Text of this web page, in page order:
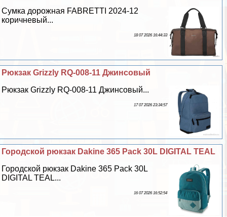
Сумка дорожная FABRETTI 2024-12
коричневый...
18 07 2026 16:44:33
Рюкзак Grizzly RQ-008-11 Джинсовый
Рюкзак Grizzly RQ-008-11 Джинсовый...
17 07 2026 23:34:57
Городской рюкзак Dakine 365 Pack 30L DIGITAL TEAL
Городской рюкзак Dakine 365 Pack 30L
DIGITAL TEAL...
16 07 2026 16:52:54